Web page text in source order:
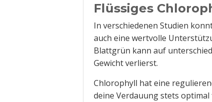
Flüssiges
In verschiedenen Studien
auch eine wertvolle
Blattgrün kann auf
Gewicht verlierst.
Chlorophyll hat eine
deine Verdauung stets